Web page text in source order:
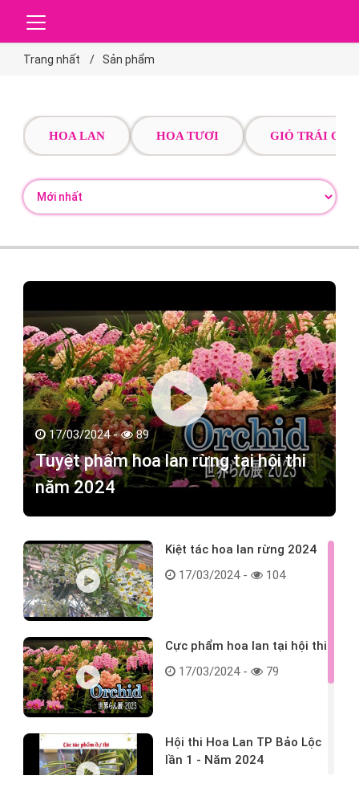
Trang nhất Sản phẩm
HOA LAN HOA TƯƠI GIỎ TRÁI CÂY
17/03/2024 - 89
Tuyệt phẩm hoa lan rừng tại hội thi
năm 2024
Kiệt tác hoa lan rừng 2024
17/03/2024 -
104
Cực phẩm hoa lan tại hội thi
17/03/2024 -
79
Hội thi Hoa Lan TP Bảo Lộc
lần 1 - Năm 2024